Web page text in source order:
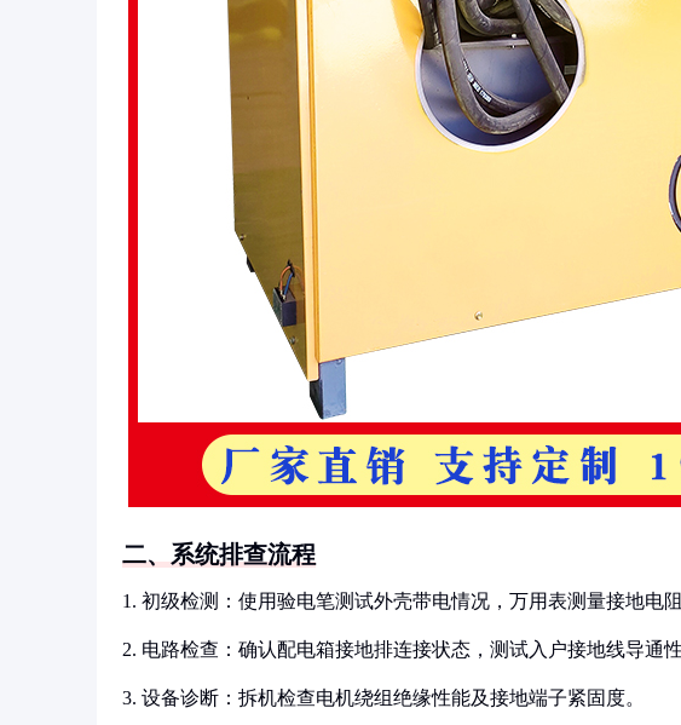
二、系统排查流程
1. 初级检测：使用验电笔测试外壳带电情况，万用表测量接地电
2. 电路检查：确认配电箱接地排连接状态，测试入户接地线导通性
3. 设备诊断：拆机检查电机绕组绝缘性能及接地端子紧固度。